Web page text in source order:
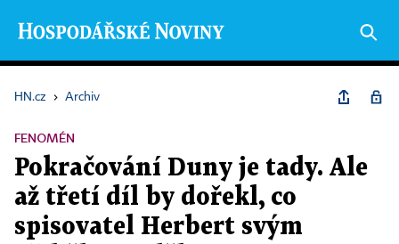
HN.cz › Archiv
FENOMÉN
Pokračování Duny je tady. Ale
až třetí díl by dořekl, co
spisovatel Herbert svým